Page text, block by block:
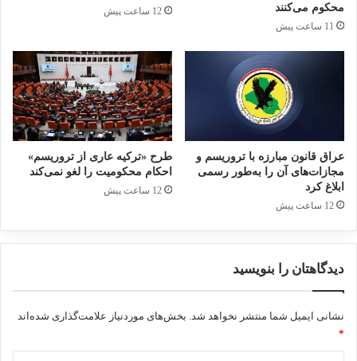
محکوم می‌کنند
11 ساعت پیش
12 ساعت پیش
عراق قانون مبارزه با تروریسم و
مجازات‌های آن را به‌طور رسمی
ابلاغ کرد
12 ساعت پیش
طرح «ترکیه عاری از تروریسم»
احکام محکومیت را لغو نمی‌کند
12 ساعت پیش
دیدگاهتان را بنویسید
نشانی ایمیل شما منتشر نخواهد شد. بخش‌های موردنیاز علامت‌گذاری شده‌اند
*